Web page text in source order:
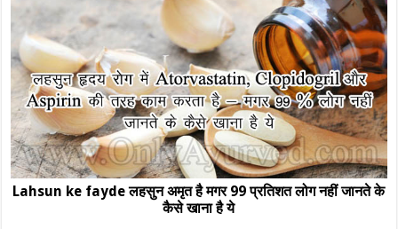
Lahsun ke fayde लहसुन अमृत है मगर 99 प्रतिशत लोग नहीं जानते के
कैसे खाना है ये